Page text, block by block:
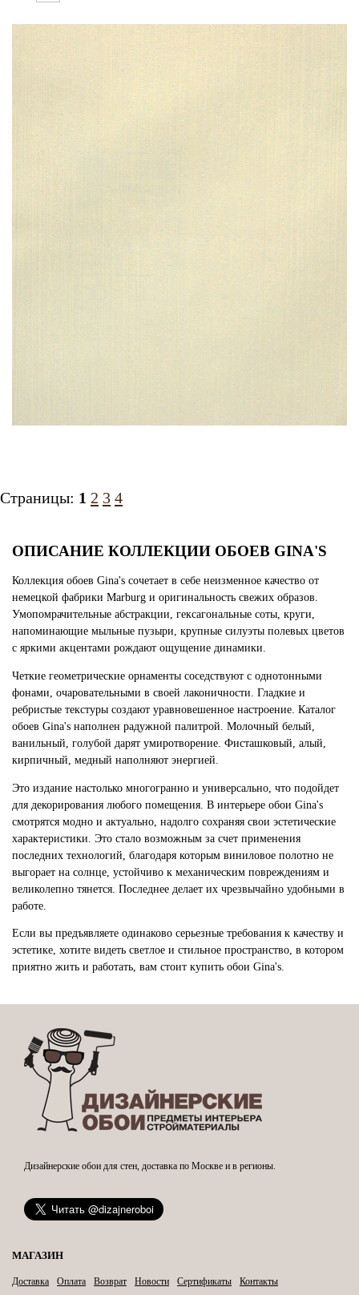
Страницы: 1 2 3 4
ОПИСАНИЕ КОЛЛЕКЦИИ ОБОЕВ GINA'S
Коллекция обоев Gina's сочетает в себе неизменное качество от
немецкой фабрики Marburg и оригинальность свежих образов.
Умопомрачительные абстракции, гексагональные соты, круги,
напоминающие мыльные пузыри, крупные силуэты полевых цветов
с яркими акцентами рождают ощущение динамики.
Четкие геометрические орнаменты соседствуют с однотонными
фонами, очаровательными в своей лаконичности. Гладкие и
ребристые текстуры создают уравновешенное настроение. Каталог
обоев Gina's наполнен радужной палитрой. Молочный белый,
ванильный, голубой дарят умиротворение. Фисташковый, алый,
кирпичный, медный наполняют энергией.
Это издание настолько многогранно и универсально, что подойдет
для декорирования любого помещения. В интерьере обои Gina's
смотрятся модно и актуально, надолго сохраняя свои эстетические
характеристики. Это стало возможным за счет применения
последних технологий, благодаря которым виниловое полотно не
выгорает на солнце, устойчиво к механическим повреждениям и
великолепно тянется. Последнее делает их чрезвычайно удобными в
работе.
Если вы предъявляете одинаково серьезные требования к качеству и
эстетике, хотите видеть светлое и стильное пространство, в котором
приятно жить и работать, вам стоит купить обои Gina's.
Дизайнерские обои для стен, доставка по Москве и в регионы.
МАГАЗИН
Доставка Оплата Возврат Новости Сертификаты Контакты